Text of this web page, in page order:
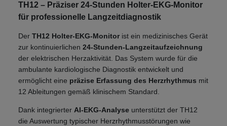
TH12 – Präziser 24-Stunden Holter-EKG-Monitor
für professionelle Langzeitdiagnostik
Der TH12 Holter-EKG-Monitor ist ein medizinisches Gerät
zur kontinuierlichen 24-Stunden-Langzeitaufzeichnung
der elektrischen Herzaktivität. Das System wurde für die
ambulante kardiologische Diagnostik entwickelt und
ermöglicht eine präzise Erfassung des Herzrhythmus mit
12 Ableitungen gemäß klinischem Standard.
Dank integrierter AI-EKG-Analyse unterstützt der TH12
die Auswertung typischer Herzrhythmusstörungen wie